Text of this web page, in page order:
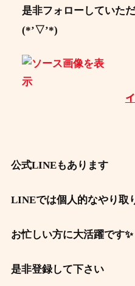
是非フォローしていた
(*’▽’*)
公式LINEもあります
LINEでは個人的なやり取
お忙しい方に大活躍です✨
是非登録して下さい